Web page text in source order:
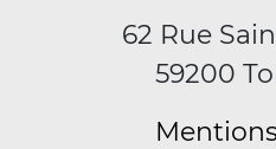
62 Rue
59200